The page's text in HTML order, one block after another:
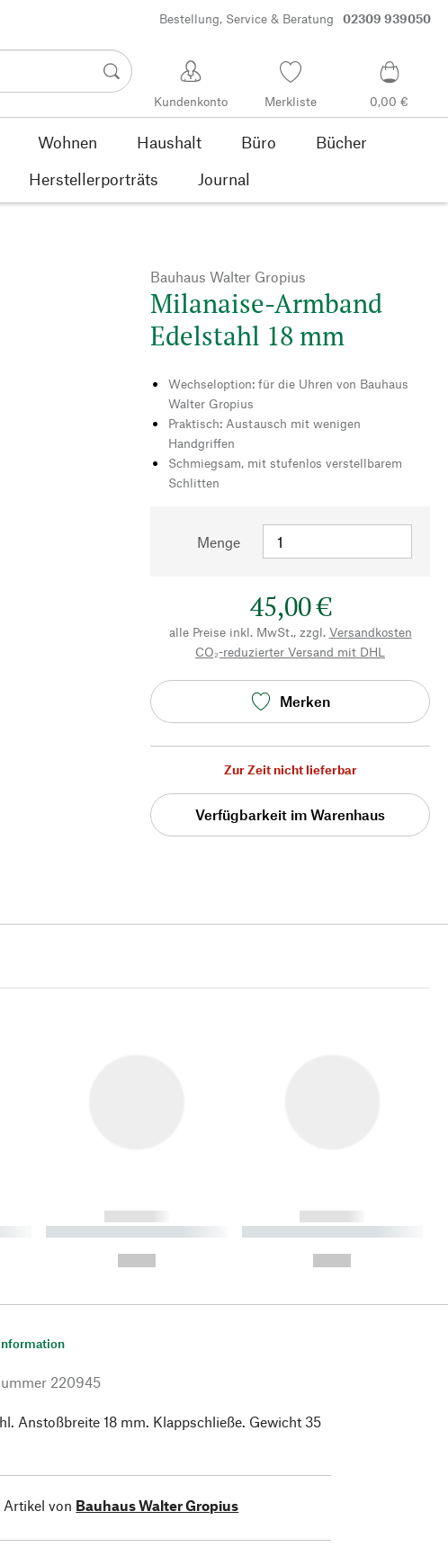
Bestellung, Service & Beratung 02309 939050
Kundenkonto Merkliste 0,00 €
Wohnen Haushalt Büro
Bücher
Herstellerporträts Journal
Bauhaus Walter Gropius
Milanaise-Armband
Edelstahl 18 mm
Wechseloption: für die Uhren von Bauhaus
Walter Gropius
Praktisch: Austausch mit wenigen
Handgriffen
Schmiegsam, mit stufenlos verstellbarem
Schlitten
Menge
45,00 €
alle Preise inkl. MwSt., zzgl. Versandkosten
CO₂-reduzierter Versand mit DHL
Merken
Zur Zeit nicht lieferbar
Verfügbarkeit im Warenhaus
------------
----------- ----------- ----------
------------
----------- ----------- ----------
220945
Anstoßbreite 18 mm. Klappschließe. Gewicht 35
Artikel von Bauhaus Walter Gropius